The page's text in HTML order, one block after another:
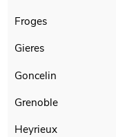
Froges
Gieres
Goncelin
Grenoble
Heyrieux